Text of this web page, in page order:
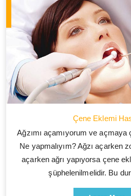
Çene Eklemi
Ağzımı açamıyorum ve açmaya
Ne yapmalıyım? Ağzı açarken
açarken ağrı yapıyorsa çene
şüphelenilmelidir. Bu